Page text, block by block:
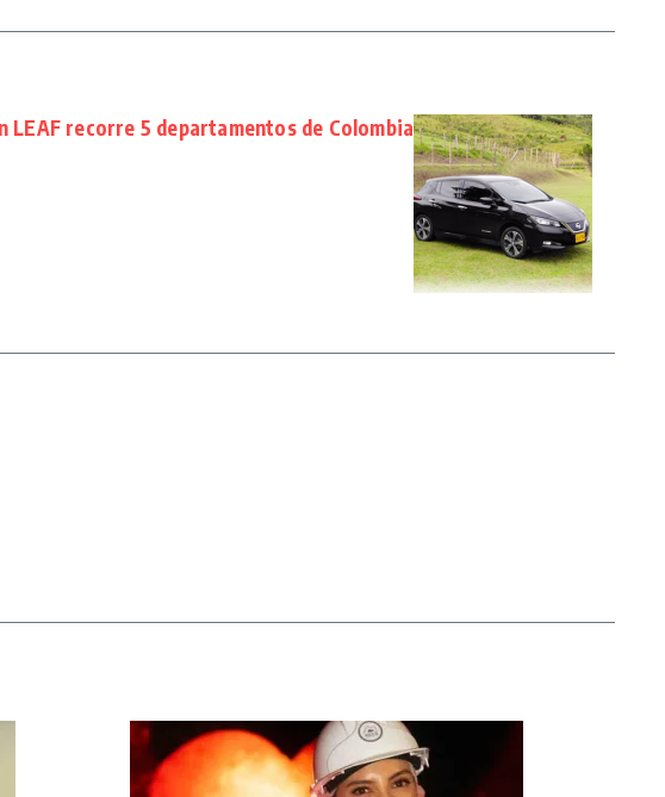
LEAF recorre 5 departamentos de Colombia